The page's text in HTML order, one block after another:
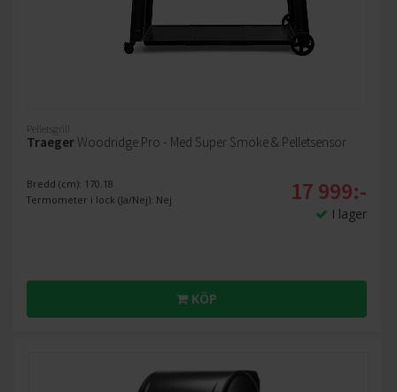
Pelletsgrill
TraegerWoodridge Pro - Med Super Smoke & Pelletsensor
Bredd (cm): 170.18
Termometer i lock (Ja/Nej): Nej
17 999:-
I lager
KÖP